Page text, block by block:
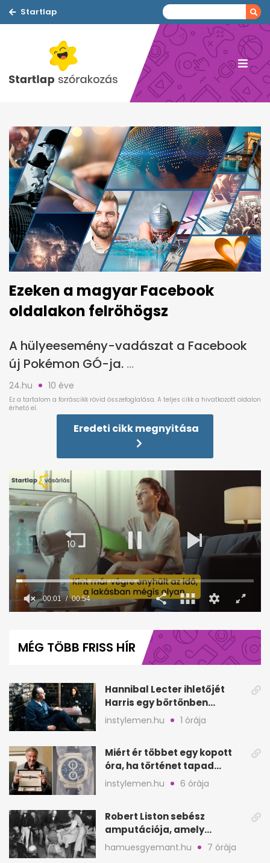
Startlap
Ezeken a magyar Facebook
oldalakon felröhögsz
A hülyeesemény-vadászat a Facebook
új Pokémon GÓ-ja.
24.hu 10 éve
Eredeti cikk megnyitása
54
seconds
00:02 00:54
MÉG TÖBB FRISS HÍR
Hannibal Lecter ihletőjét
Harris egy börtönben
ismerte meg
instylemen.hu 1 órája
Miért ér többet egy kopott
óra, ha történet tapad
hozzá?
instylemen.hu 6 órája
Robert Liston sebész
amputációja, amely
állítólag három életet
követelt
hamuesgyemant.hu 7 órája